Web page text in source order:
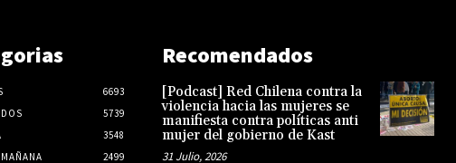
6693
5739
3548
2499
Recomendados
[Podcast] Red Chilena contra la
violencia hacia las mujeres se
manifiesta contra políticas anti
mujer del gobierno de Kast
31 Julio, 2026